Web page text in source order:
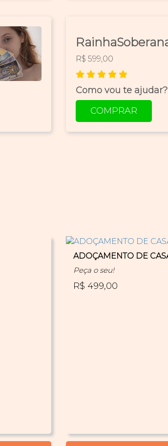
R$ 599,00
Como vou te ajudar?
COMPRAR
ADOÇAMENTO DE
Peça o seu!
R$ 499,00